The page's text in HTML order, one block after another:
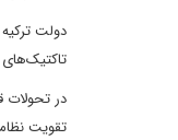
دولت
در تحولات
تقویت